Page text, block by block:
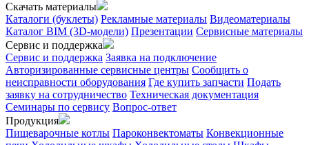
Скачать материалы
Каталоги (буклеты) Рекламные материалы Видеоматериалы
Каталог BIM (3D-модели) Презентации Сервисные материалы
Сервис и поддержка
Сервис и поддержка Заявка на подключение
Авторизированные сервисные центры Сообщить о
неисправности оборудования Где купить запчасти Подать
заявку на сотрудничество Техническая документация
Семинары по сервису Вопрос-ответ
Продукция
Пищеварочные котлы Пароконвектоматы Конвекционные